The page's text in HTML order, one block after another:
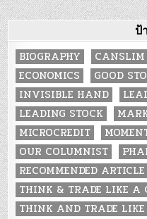
ป้
BIOGRAPHY CANSLIM
ECONOMICS
GOOD
INVISIBLE HAND
LEADING STOCK
MICROCREDIT
OUR COLUMNIST
RECOMMENDED ARTICLE
THINK & TRADE LIKE A
THINK AND TRADE